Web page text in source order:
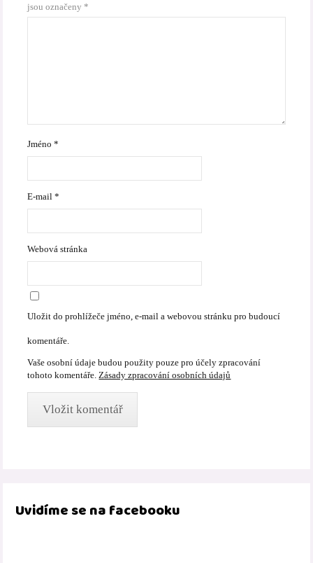
jsou označeny *
Jméno*
E-mail*
Webová stránka
Uložit do prohlížeče jméno, e-mail a webovou stránku pro budoucí
komentáře.
Vaše osobní údaje budou použity pouze pro účely zpracování
tohoto komentáře. Zásady zpracování osobních údajů
Uvidíme se na facebooku